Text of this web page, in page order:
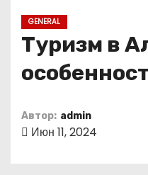
GENERAL
Туризм в
Автор: admin
Июн 11, 2024